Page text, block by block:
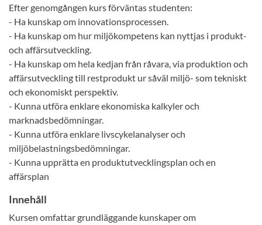
Efter genomgången kurs förväntas studenten:
- Ha kunskap om innovationsprocessen.
- Ha kunskap om hur miljökompetens kan nyttjas i produkt-
och affärsutveckling.
- Ha kunskap om hela kedjan från råvara, via produktion och
affärsutveckling till restprodukt ur såväl miljö- som tekniskt
och ekonomiskt perspektiv.
- Kunna utföra enklare ekonomiska kalkyler och
marknadsbedömningar.
- Kunna utföra enklare livscykelanalyser och
miljöbelastningsbedömningar.
- Kunna upprätta en produktutvecklingsplan och en
affärsplan
Innehåll
Kursen omfattar grundläggande kunskaper om